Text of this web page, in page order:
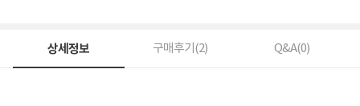
상세정보 구매후기(2) Q&A(0)